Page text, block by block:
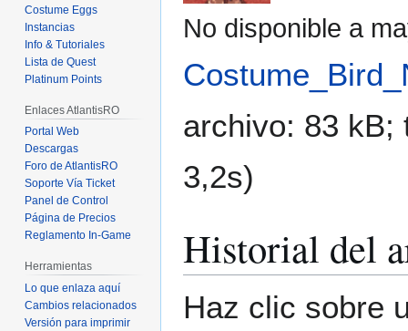
No disponible a
archivo: 83
3,2s)
Historial del
Haz clic sobre
Costume Eggs
Instancias
Info & Tutoriales
Lista de Quest
Platinum Points
Enlaces AtlantisRO
Portal Web
Descargas
Foro de AtlantisRO
Soporte Vía Ticket
Panel de Control
Página de Precios
Reglamento In-Game
Herramientas
Lo que enlaza aquí
Cambios relacionados
Versión para imprimir